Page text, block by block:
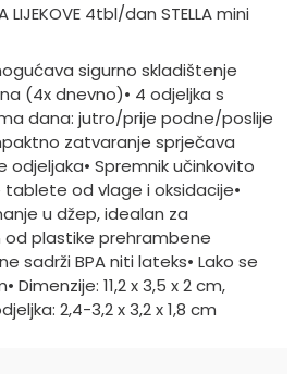
LIJEKOVE 4tbl/dan STELLA mini
sigurno skladištenje
(4x dnevno)• 4 odjeljka s
dana: jutro/prije podne/poslije
zatvaranje sprječava
odjeljaka• Spremnik učinkovito
tablete od vlage i oksidacije•
u džep, idealan za
od plastike prehrambene
sadrži BPA niti lateks• Lako se
• Dimenzije: 11,2 x 3,5 x 2 cm,
2,4-3,2 x 3,2 x 1,8 cm